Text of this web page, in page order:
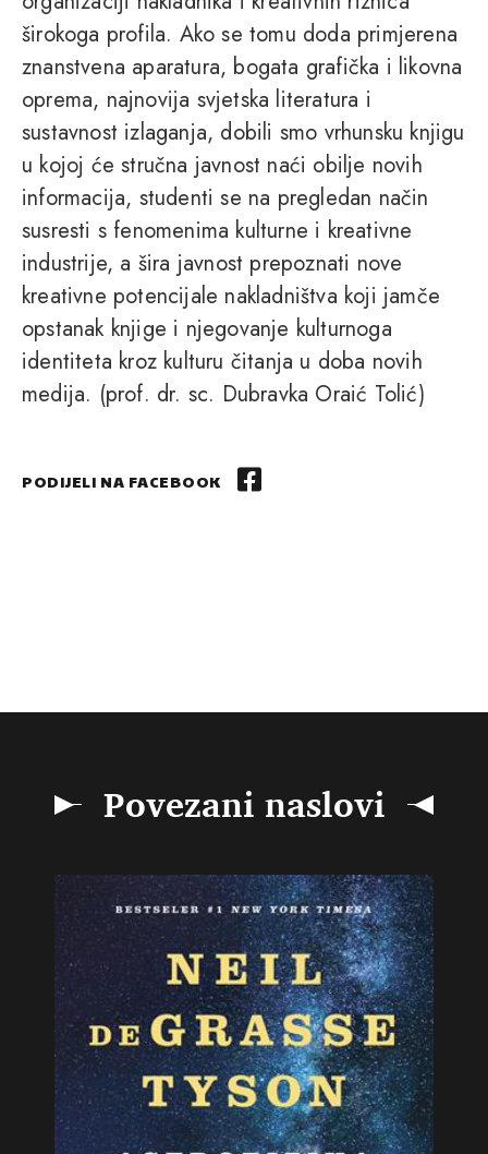
širokoga profila. Ako se tomu doda primjerena
znanstvena aparatura, bogata grafička i likovna
oprema, najnovija svjetska literatura i
sustavnost izlaganja, dobili smo vrhunsku knjigu
u kojoj će stručna javnost naći obilje novih
informacija, studenti se na pregledan način
susresti s fenomenima kulturne i kreativne
industrije, a šira javnost prepoznati nove
kreativne potencijale nakladništva koji jamče
opstanak knjige i njegovanje kulturnoga
identiteta kroz kulturu čitanja u doba novih
medija. (prof. dr. sc. Dubravka Oraić Tolić)
PODIJELI NA FACEBOOK
Povezani naslovi